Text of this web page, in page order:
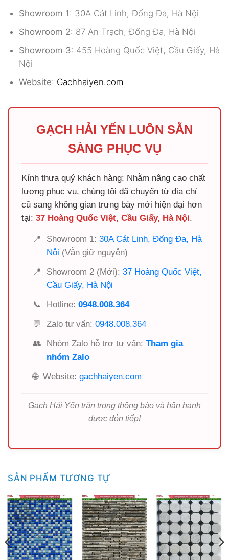
Showroom 1: 30A Cát Linh, Đống Đa, Hà Nội
Showroom 2: 87 An Trạch, Đống Đa, Hà Nội
Showroom 3: 455 Hoàng Quốc Việt, Cầu Giấy, Hà
Nội
Website: Gachhaiyen.com
GẠCH HẢI YẾN LUÔN SẴN
SÀNG PHỤC VỤ
Kính thưa quý khách hàng: Nhằm nâng cao chất
lượng phục vụ, chúng tôi đã chuyển từ địa chỉ
cũ sang không gian trưng bày mới hiện đại hơn
tại: 37 Hoàng Quốc Việt, Cầu Giấy, Hà Nội.
📍 Showroom 1: 30A Cát Linh, Đống Đa, Hà
Nội (Vẫn giữ nguyên)
📍
Showroom 2 (Mới): 37 Hoàng Quốc Việt,
Cầu Giấy, Hà Nội
📞
Hotline: 0948.008.364
💬
Zalo tư vấn: 0948.008.364
👥
Nhóm Zalo hỗ trợ tư vấn: Tham gia
nhóm Zalo
🌐 Website: gachhaiyen.com
Gạch Hải Yến trân trọng thông báo và hân hạnh
được đón tiếp!
SẢN PHẨM TƯƠNG TỰ